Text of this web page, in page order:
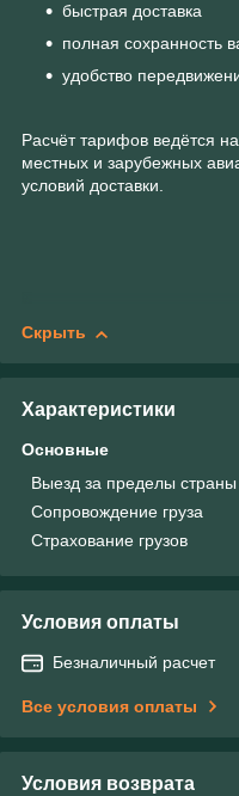
быстрая доставка
полная сохранность
удобство
Расчёт тарифов ведётся
местных и зарубежных
условий доставки.
Скрыть
Характеристики
Основные
Выезд за пределы страны
Сопровождение груза
Страхование грузов
Условия оплаты
Безналичный расчет
Все условия оплаты
Условия возврата